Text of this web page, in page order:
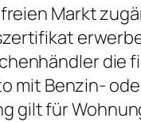
Markt
die
mit Benzin-
gilt für